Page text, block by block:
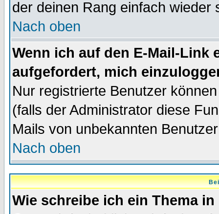
der deinen Rang einfach wieder
Nach oben
Wenn ich auf den E-Mail-Link
aufgefordert, mich
Nur registrierte Benutzer
(falls der Administrator diese
Mails von unbekannten
Nach oben
Wie schreibe ich ein Thema